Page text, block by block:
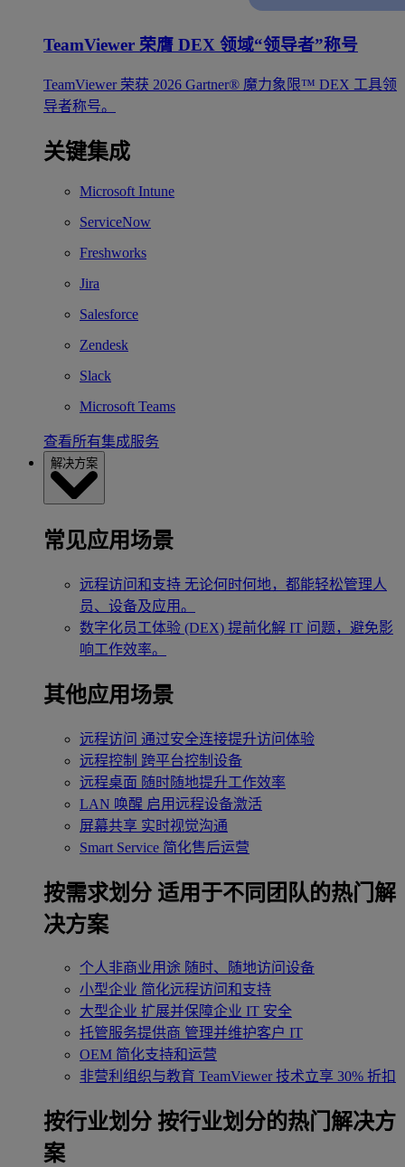
TeamViewer 荣膺 DEX 领域“领导者”称号
TeamViewer 荣获 2026 Gartner® 魔力象限™ DEX 工具领
导者称号。
关键集成
Microsoft Intune
ServiceNow
Freshworks
Jira
Salesforce
Zendesk
Slack
Microsoft Teams
查看所有集成服务
解决方案
常见应用场景
远程访问和支持 无论何时何地，都能轻松管理人
员、设备及应用。
数字化员工体验 (DEX) 提前化解 IT 问题，避免影
响工作效率。
其他应用场景
远程访问 通过安全连接提升访问体验
远程控制 跨平台控制设备
远程桌面 随时随地提升工作效率
LAN 唤醒 启用远程设备激活
屏幕共享 实时视觉沟通
Smart Service 简化售后运营
按需求划分 适用于不同团队的热门解
决方案
个人非商业用途 随时、随地访问设备
小型企业 简化远程访问和支持
大型企业 扩展并保障企业 IT 安全
托管服务提供商 管理并维护客户 IT
OEM 简化支持和运营
非营利组织与教育 TeamViewer 技术立享 30% 折扣
‌按行业划分 按行业划分的热门解决方
案